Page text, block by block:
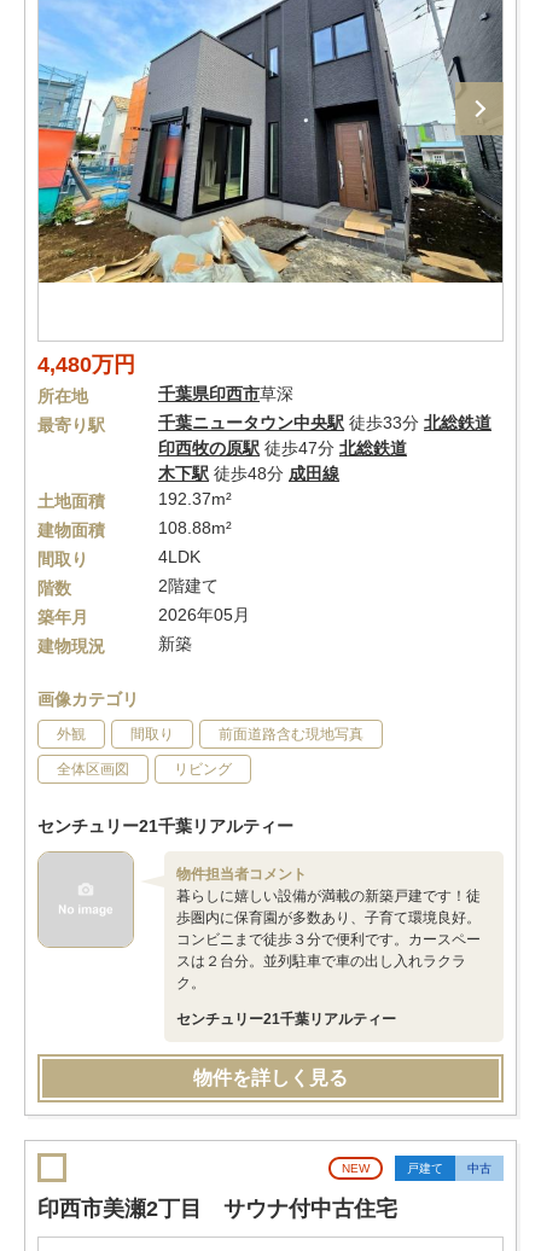
4,480万円
所在地 千葉県印西市草深
最寄り駅
千葉ニュータウン中央駅 徒歩33分 北総鉄道
印西牧の原駅 徒歩47分 北総鉄道
木下駅 徒歩48分 成田線
土地面積
192.37m²
建物面積
108.88m²
間取り
4LDK
階数
2階建て
築年月
2026年05月
建物現況
新築
画像カテゴリ
外観 間取り 前面道路含む現地写真
全体区画図 リビング
センチュリー21千葉リアルティー
物件担当者コメント
暮らしに嬉しい設備が満載の新築戸建です！徒
歩圏内に保育園が多数あり、子育て環境良好。
コンビニまで徒歩３分で便利です。カースペー
スは２台分。並列駐車で車の出し入れラクラ
ク。
センチュリー21千葉リアルティー
物件を詳しく見る
NEW 戸建て 中古
印西市美瀬2丁目 サウナ付中古住宅